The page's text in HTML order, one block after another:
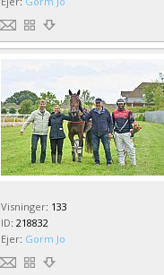
Visninger: 133
ID: 218832
Ejer: Gorm Jo